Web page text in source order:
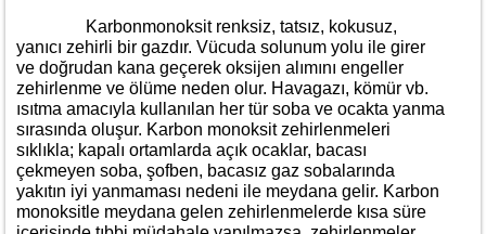
Karbonmonoksit renksiz, tatsız, kokusuz,
yanıcı zehirli bir gazdır. Vücuda solunum yolu ile girer
ve doğrudan kana geçerek oksijen alımını engeller
zehirlenme ve ölüme neden olur. Havagazı, kömür vb.
ısıtma amacıyla kullanılan her tür soba ve ocakta yanma
sırasında oluşur. Karbon monoksit zehirlenmeleri
sıklıkla; kapalı ortamlarda açık ocaklar, bacası
çekmeyen soba, şofben, bacasız gaz sobalarında
yakıtın iyi yanmaması nedeni ile meydana gelir. Karbon
monoksitle meydana gelen zehirlenmelerde kısa süre